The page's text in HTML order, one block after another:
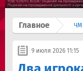
Главное
9 июля 2026 11:15